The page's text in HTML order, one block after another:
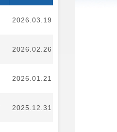
2026.03.19
2026.02.26
2026.01.21
2025.12.31